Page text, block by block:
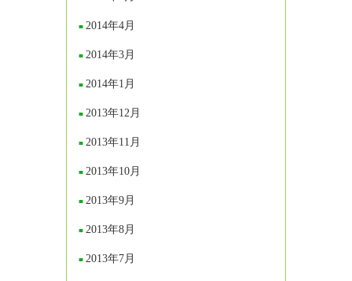
2014年4月
2014年3月
2014年1月
2013年12月
2013年11月
2013年10月
2013年9月
2013年8月
2013年7月